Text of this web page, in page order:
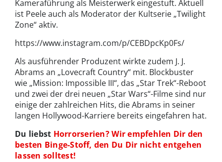
Kameraführung als Meisterwerk eingestuft. Aktuell
ist Peele auch als Moderator der Kultserie „Twilight
Zone“ aktiv.
https://www.instagram.com/p/CEBDpcKp0Fs/
Als ausführender Produzent wirkte zudem J. J.
Abrams an „Lovecraft Country“ mit. Blockbuster
wie „Mission: Impossible III“, das „Star Trek“-Reboot
und zwei der drei neuen „Star Wars“-Filme sind nur
einige der zahlreichen Hits, die Abrams in seiner
langen Hollywood-Karriere bereits eingefahren hat.
Du liebst Horrorserien? Wir empfehlen Dir den
besten Binge-Stoff, den Du Dir nicht entgehen
lassen solltest!